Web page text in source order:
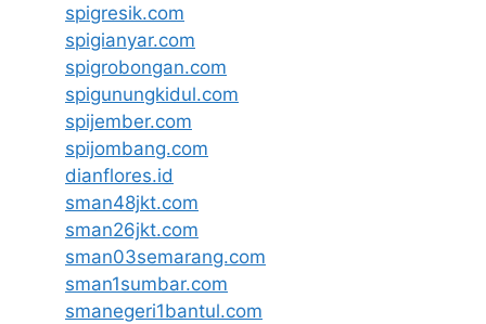
spigresik.com
spigianyar.com
spigrobongan.com
spigunungkidul.com
spijember.com
spijombang.com
dianflores.id
sman48jkt.com
sman26jkt.com
sman03semarang.com
sman1sumbar.com
smanegeri1bantul.com